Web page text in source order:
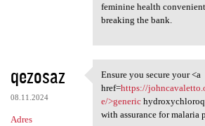
feminine health
breaking the bank.
qezosaz
08.11.2024
Adres
Ensure you secure
Ensure you secure your <a
href=https://
e/>generic
with assurance for malaria